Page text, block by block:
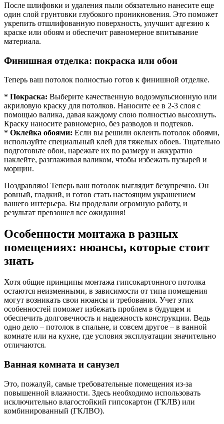
После шлифовки и удаления пыли обязательно нанесите еще
один слой грунтовки глубокого проникновения. Это поможет
укрепить отшлифованную поверхность, улучшит адгезию к
краске или обоям и обеспечит равномерное впитывание
материала.
Финишная отделка: покраска или обои
Теперь ваш потолок полностью готов к финишной отделке.
* Покраска: Выберите качественную водоэмульсионную или
акриловую краску для потолков. Наносите ее в 2-3 слоя с
помощью валика, давая каждому слою полностью высохнуть.
Краску наносите равномерно, без разводов и подтеков.
* Оклейка обоями: Если вы решили оклеить потолок обоями,
используйте специальный клей для тяжелых обоев. Тщательно
подготовьте обои, нарежьте их по размеру и аккуратно
наклейте, разглаживая валиком, чтобы избежать пузырей и
морщин.
Поздравляю! Теперь ваш потолок выглядит безупречно. Он
ровный, гладкий, и готов стать настоящим украшением
вашего интерьера. Вы проделали огромную работу, и
результат превзошел все ожидания!
Особенности монтажа в разных
помещениях: нюансы, которые стоит
знать
Хотя общие принципы монтажа гипсокартонного потолка
остаются неизменными, в зависимости от типа помещения
могут возникать свои нюансы и требования. Учет этих
особенностей поможет избежать проблем в будущем и
обеспечить долговечность и надежность конструкции. Ведь
одно дело – потолок в спальне, и совсем другое – в ванной
комнате или на кухне, где условия эксплуатации значительно
отличаются.
Ванная комната и санузел
Это, пожалуй, самые требовательные помещения из-за
повышенной влажности. Здесь необходимо использовать
исключительно влагостойкий гипсокартон (ГКЛВ) или
комбинированный (ГКЛВО).